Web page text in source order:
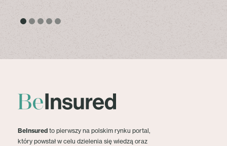
BeInsured to pierwszy na polskim rynku portal,
który powstał w celu dzielenia się wiedzą oraz